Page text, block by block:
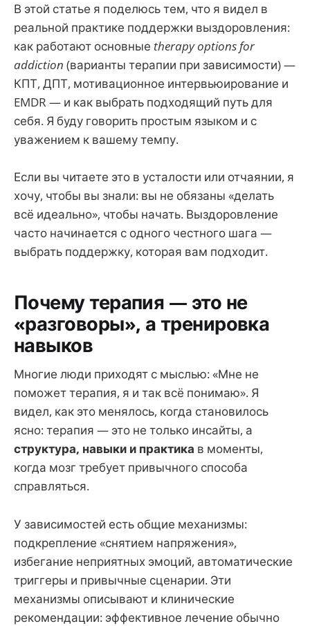
В этой статье я поделюсь тем, что я видел в
реальной практике поддержки выздоровления:
как работают основные therapy options for
addiction (варианты терапии при зависимости) —
КПТ, ДПТ, мотивационное интервьюирование и
EMDR — и как выбрать подходящий путь для
себя. Я буду говорить простым языком и с
уважением к вашему темпу.
Если вы читаете это в усталости или отчаянии, я
хочу, чтобы вы знали: вы не обязаны «делать
всё идеально», чтобы начать. Выздоровление
часто начинается с одного честного шага —
выбрать поддержку, которая вам подходит.
Почему терапия — это не
«разговоры», а тренировка
навыков
Многие люди приходят с мыслью: «Мне не
поможет терапия, я и так всё понимаю». Я
видел, как это менялось, когда становилось
ясно: терапия — это не только инсайты, а
структура, навыки и практика в моменты,
когда мозг требует привычного способа
справляться.
У зависимостей есть общие механизмы:
подкрепление «снятием напряжения»,
избегание неприятных эмоций, автоматические
триггеры и привычные сценарии. Эти
механизмы описывают и клинические
рекомендации: эффективное лечение обычно